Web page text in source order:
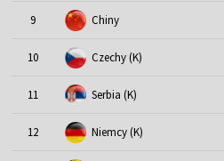
9 Chiny
10 Czechy (K)
11 Serbia (K)
12 Niemcy (K)